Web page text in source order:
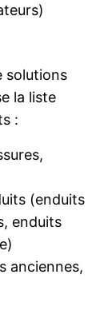
solutions
la liste
:
(enduits
enduits
anciennes,